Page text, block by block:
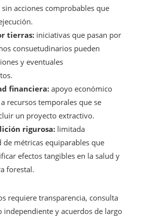
acciones comprobables que
tierras: iniciativas que pasan por
consuetudinarios pueden
y eventuales
financiera:apoyo económico
recursos temporales que se
un proyecto extractivo.
rigurosa: limitada
métricas equiparables que
efectos tangibles en la salud y
forestal.
requiere transparencia, consulta
y acuerdos de largo